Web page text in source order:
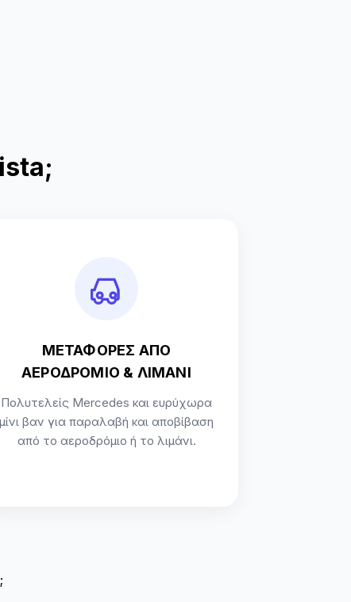
ΜΕΤΑΦΟΡΕΣ ΑΠΟ
ΑΕΡΟΔΡΟΜΙΟ & ΛΙΜΑΝΙ
Πολυτελείς Mercedes και ευρύχωρα
μίνι βαν για παραλαβή και αποβίβαση
από το αεροδρόμιο ή το λιμάνι.